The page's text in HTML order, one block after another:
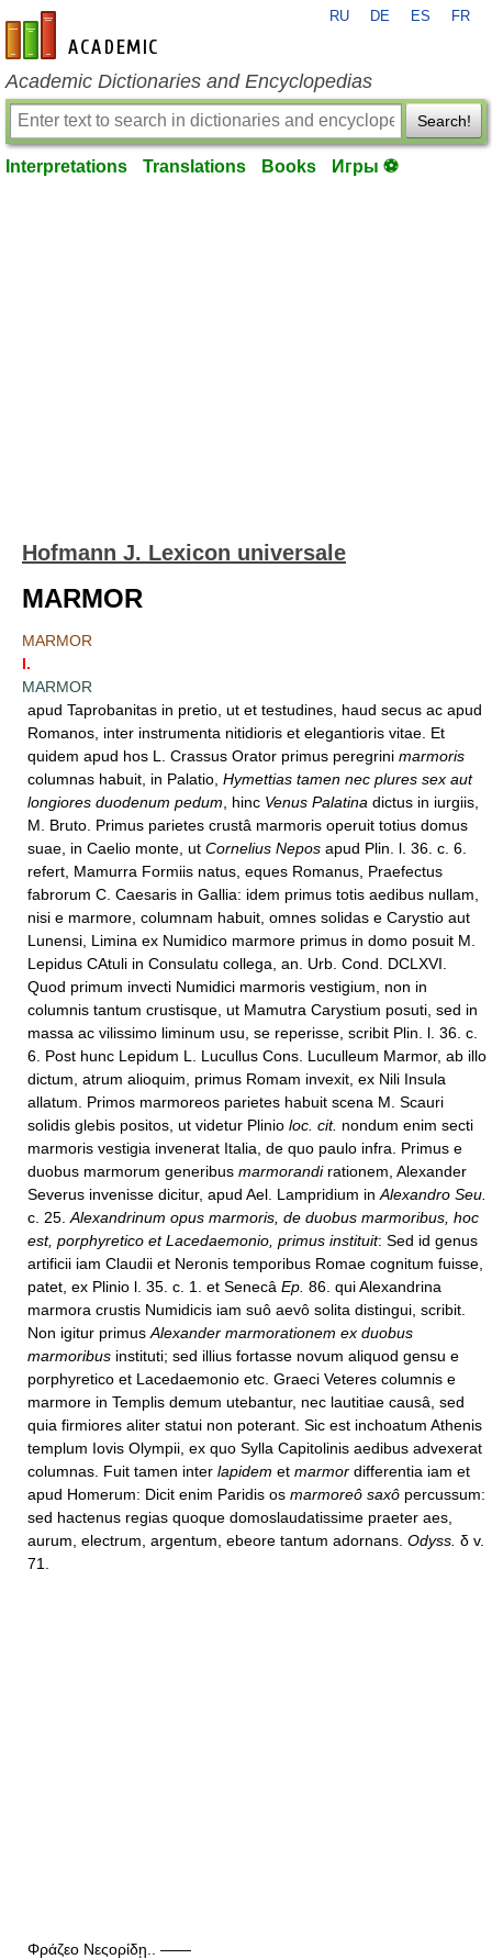
en-academic.com
RU DE ES FR
Academic Dictionaries and Encyclopedias
Search!
Interpretations Translations Books Игры ⚽
Hofmann J. Lexicon universale
MARMOR
MARMOR
I.
MARMOR
apud Taprobanitas in pretio, ut et testudines, haud secus ac apud
Romanos, inter instrumenta nitidioris et elegantioris vitae. Et
quidem apud hos L. Crassus Orator primus peregrini marmoris
columnas habuit, in Palatio, Hymettias tamen nec plures sex aut
longiores duodenum pedum , hinc Venus Palatina dictus in iurgiis,
M. Bruto. Primus parietes crustâ marmoris operuit totius domus
suae, in Caelio monte, ut Cornelius Nepos apud Plin. l. 36. c. 6.
refert, Mamurra Formiis natus, eques Romanus, Praefectus
fabrorum C. Caesaris in Gallia: idem primus totis aedibus nullam,
nisi e marmore, columnam habuit, omnes solidas e Carystio aut
Lunensi, Limina ex Numidico marmore primus in domo posuit M.
Lepidus CAtuli in Consulatu collega, an. Urb. Cond. DCLXVI.
Quod primum invecti Numidici marmoris vestigium, non in
columnis tantum crustisque, ut Mamutra Carystium posuti, sed in
massa ac vilissimo liminum usu, se reperisse, scribit Plin. l. 36. c.
6. Post hunc Lepidum L. Lucullus Cons. Luculleum Marmor, ab illo
dictum, atrum alioquim, primus Romam invexit, ex Nili Insula
allatum. Primos marmoreos parietes habuit scena M. Scauri
solidis glebis positos, ut videtur Plinio loc. cit. nondum enim secti
marmoris vestigia invenerat Italia, de quo paulo infra. Primus e
duobus marmorum generibus marmorandirationem, Alexander
Severus invenisse dicitur, apud Ael. Lampridium in Alexandro Seu.
c. 25. Alexandrinum opus marmoris, de duobus marmoribus, hoc
est, porphyretico et Lacedaemonio, primus instituit: Sed id genus
artificii iam Claudii et Neronis temporibus Romae cognitum fuisse,
patet, ex Plinio l. 35. c. 1. et Senecâ Ep. 86. qui Alexandrina
marmora crustis Numidicis iam suô aevô solita distingui, scribit.
Non igitur primus Alexander marmorationem ex duobus
marmoribus instituti; sed illius fortasse novum aliquod gensu e
porphyretico et Lacedaemonio etc. Graeci Veteres columnis e
marmore in Templis demum utebantur, nec lautitiae causâ, sed
quia firmiores aliter statui non poterant. Sic est inchoatum Athenis
templum Iovis Olympii, ex quo Sylla Capitolinis aedibus advexerat
columnas. Fuit tamen inter lapidem et marmor differentia iam et
apud Homerum: Dicit enim Paridis os marmoreô saxô percussum:
sed hactenus regias quoque domoslaudatissime praeter aes,
aurum, electrum, argentum, ebeore tantum adornans. Odyss. δ v.
71.
Φράζεο Νεςορίδῃ.. ——